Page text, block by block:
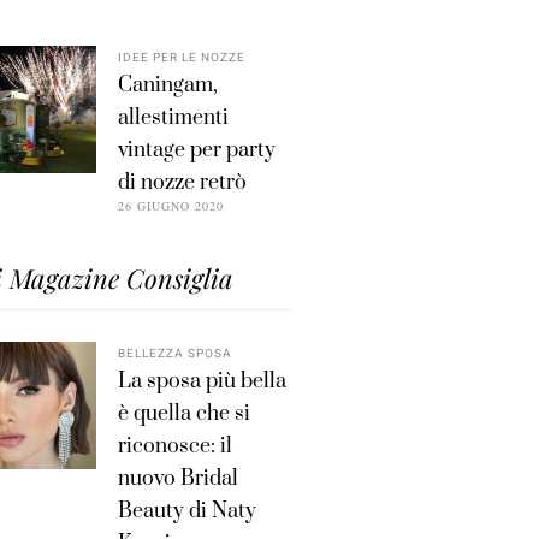
IDEE PER LE NOZZE
Caningam,
allestimenti
vintage per party
di nozze retrò
26 GIUGNO 2020
Magazine Consiglia
BELLEZZA SPOSA
La sposa più bella
è quella che si
riconosce: il
nuovo Bridal
Beauty di Naty